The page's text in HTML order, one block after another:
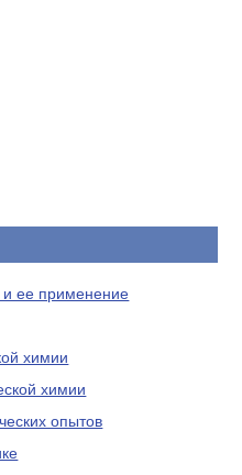
и ее применение
химии
химии
опытов